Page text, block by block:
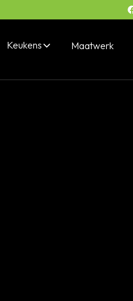
Keukens Maatwerk